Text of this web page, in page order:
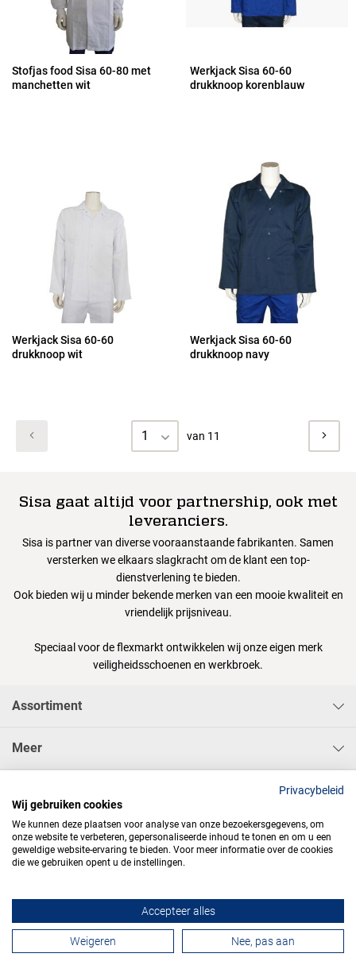
Stofjas food Sisa 60-80 met
manchetten wit
Werkjack Sisa 60-60
drukknoop korenblauw
Werkjack Sisa 60-60
drukknoop wit
Werkjack Sisa 60-60
drukknoop navy
1 van 11
Sisa gaat altijd voor partnership, ook met
leveranciers.
Sisa is partner van diverse vooraanstaande fabrikanten. Samen
versterken we elkaars slagkracht om de klant een top-
dienstverlening te bieden.
Ook bieden wij u minder bekende merken van een mooie kwaliteit en
vriendelijk prijsniveau.
Speciaal voor de flexmarkt ontwikkelen wij onze eigen merk
veiligheidsschoenen en werkbroek.
Assortiment
Meer
Algemene voorwaarden Privacy Webdesign
Contactformulier
Privacybeleid
Wij gebruiken cookies
We kunnen deze plaatsen voor analyse van onze bezoekersgegevens, om
onze website te verbeteren, gepersonaliseerde inhoud te tonen en om u een
geweldige website-ervaring te bieden. Voor meer informatie over de cookies
die we gebruiken opent u de instellingen.
Accepteer alles
Weigeren Nee, pas aan